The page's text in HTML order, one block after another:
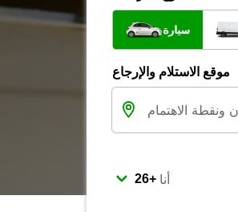
سيارة
موقع الاستلام والإرجاع
أنا